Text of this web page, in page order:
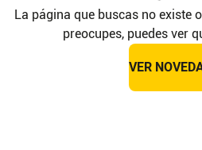
La página que buscas no existe
preocupes, puedes ver
VER